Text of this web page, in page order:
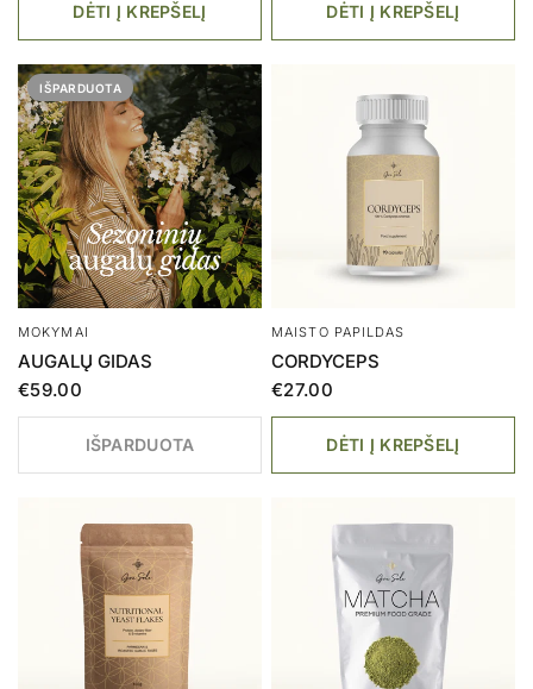
DĖTI Į KREPŠELĮ DĖTI Į KREPŠELĮ
IŠPARDUOTA
MOKYMAI
AUGALŲ GIDAS
€59.00
IŠPARDUOTA
MAISTO PAPILDAS
CORDYCEPS
€27.00
DĖTI Į KREPŠELĮ